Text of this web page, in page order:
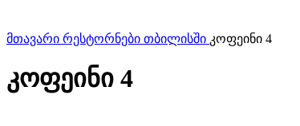
მთავარი რესტორნები თბილისში კოფეინი 4
კოფეინი 4